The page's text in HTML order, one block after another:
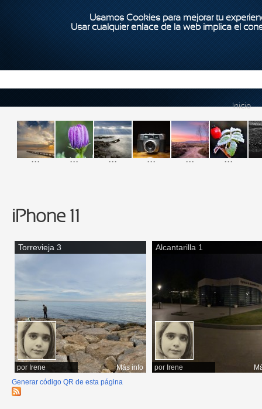
Usamos Cookies para mejorar tu
Usar cualquier enlace de la web implica el
Inicio
... ... ... ... ... ...
iPhone 11
Torrevieja 3
por Irene Más info
Alcantarilla 1
por Irene
Generar código QR de esta página